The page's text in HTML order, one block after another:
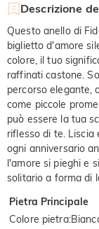
Descrizione
Questo anello di
biglietto d'amore
colore, il tuo
raffinati castone.
percorso elegante,
come piccole
può essere la tua
riflesso di te. Liscia
ogni anniversario
l'amore si pieghi e
solitario a forma di
Pietra Principale
Colore pietra: